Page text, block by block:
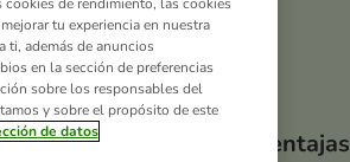
Tus ventajas
tu experiencia en nuestra
ti, además de anuncios
en la sección de preferencias
sobre los responsables del
y sobre el propósito de este
de datos